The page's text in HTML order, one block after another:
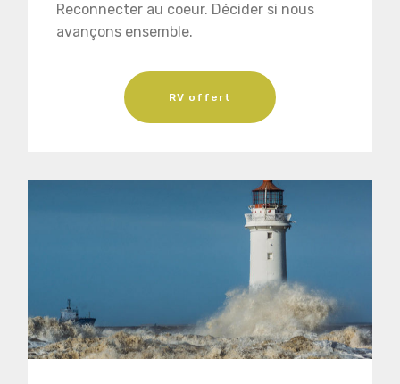
Reconnecter au coeur. Décider si nous
avançons ensemble.
RV offert